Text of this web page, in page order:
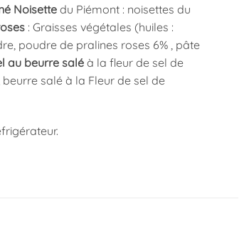
Noisettedu Piémont : noisettes du
: Graisses végétales (huiles :
poudre de pralines roses 6% , pâte
au beurre saléà la fleur de sel de
salé à la Fleur de sel de